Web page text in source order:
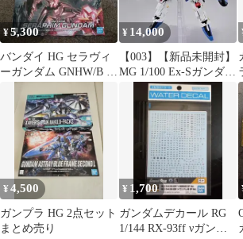
¥5,300
バンダイ HG セラヴィ
ーガンダム GNHW/B セ
ラフィムガンダム ガン
¥ 14,000
【003】【新品未開封】
MG 1/100 Ex-Sガンダム
ガンプラ
¥4,500
ガンプラ HG 2点セット
まとめ売り
¥ 1,700
ガンダムデカール RG
1/144 RX-93ff νガンダ